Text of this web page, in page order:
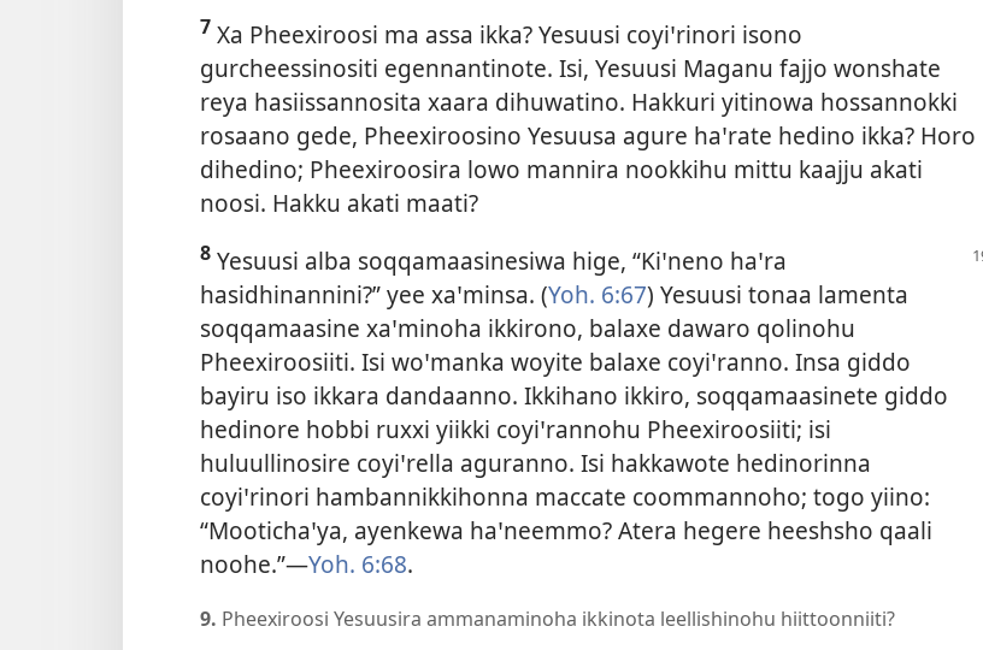
7 Xa Pheexiroosi ma assa ikka? Yesuusi coyiꞌrinori isono
gurcheessinositi egennantinote. Isi, Yesuusi Maganu fajjo wonshate
reya hasiissannosita xaara dihuwatino. Hakkuri yitinowa hossannokki
rosaano gede, Pheexiroosino Yesuusa agure haꞌrate hedino ikka? Horo
dihedino; Pheexiroosira lowo mannira nookkihu mittu kaajju akati
noosi. Hakku akati maati?
8 Yesuusi alba soqqamaasinesiwa hige, “Kiꞌneno haꞌra
hasidhinannini?” yee xaꞌminsa. (Yoh. 6:67) Yesuusi tonaa lamenta
soqqamaasine xaꞌminoha ikkirono, balaxe dawaro qolinohu
Pheexiroosiiti. Isi woꞌmanka woyite balaxe coyiꞌranno. Insa giddo
bayiru iso ikkara dandaanno. Ikkihano ikkiro, soqqamaasinete giddo
hedinore hobbi ruxxi yiikki coyiꞌrannohu Pheexiroosiiti; isi
huluullinosire coyiꞌrella aguranno. Isi hakkawote hedinorinna
coyiꞌrinori hambannikkihonna maccate coommannoho; togo yiino:
“Mootichaꞌya, ayenkewa haꞌneemmo? Atera hegere heeshsho qaali
noohe.”—Yoh. 6:68.
9. Pheexiroosi Yesuusira ammanaminoha ikkinota leellishinohu hiittoonniiti?